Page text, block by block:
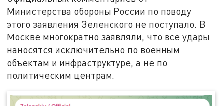
Министерства обороны России по поводу
этого заявления Зеленского не поступало. В
Москве многократно заявляли, что все удары
наносятся исключительно по военным
объектам и инфраструктуре, а не по
политическим центрам.